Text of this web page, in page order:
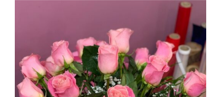
AÑADIR AL CARRITO
/